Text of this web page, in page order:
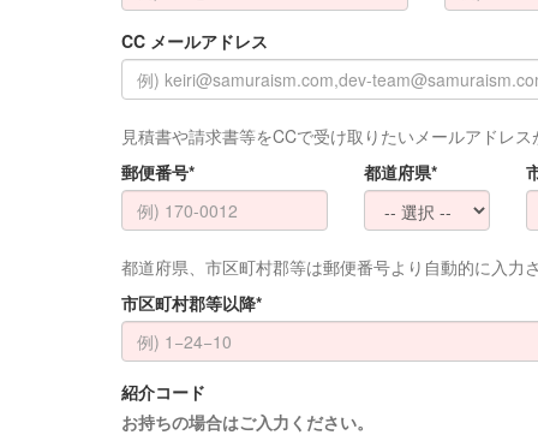
CC メールアドレス
見積書や請求書等をCCで受け取りたいメールアドレ
郵便番号*
都道府県*
都道府県、市区町村郡等は郵便番号より自動的に入力
市区町村郡等以降*
紹介コード
お持ちの場合はご入力ください。